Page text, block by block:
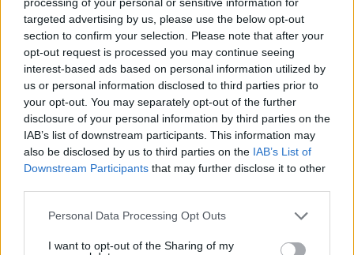
targeted advertising by us, please use the below opt-out
section to confirm your selection. Please note that after your
opt-out request is processed you may continue seeing
interest-based ads based on personal information utilized by
us or personal information disclosed to third parties prior to
your opt-out. You may separately opt-out of the further
disclosure of your personal information by third parties on the
IAB’s list of downstream participants. This information may
also be disclosed by us to third parties on the IAB’s List of
Downstream Participants that may further disclose it to other
Please note that this website/app uses one or more Google
not limited to your visit or usage behaviour. You may click to
Personal Data Processing Opt Outs
I want to opt-out of the Sharing of my
Η Smart φοιτητική κατοικία στην καρδιά της Αθήνας
03.08.2026, 10:56
Διασκεδάζουμε υπεύθυνα, επιστρέφουμε με ασφάλεια
ΡΟΗ ΕΙΔΗΣΕΩΝ
πριν 9 λεπτά